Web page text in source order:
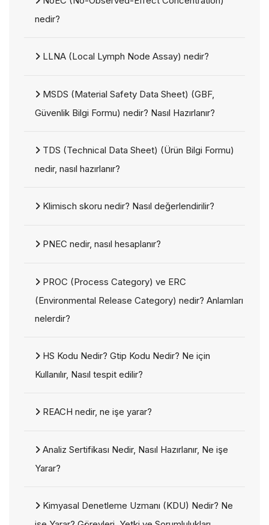
nedir?
LLNA (Local Lymph Node Assay) nedir?
MSDS (Material Safety Data Sheet) (GBF,
Güvenlik Bilgi Formu) nedir? Nasıl Hazırlanır?
TDS (Technical Data Sheet) (Ürün Bilgi Formu)
nedir, nasıl hazırlanır?
Klimisch skoru nedir? Nasıl değerlendirilir?
PNEC nedir, nasıl hesaplanır?
PROC (Process Category) ve ERC
(Environmental Release Category) nedir? Anlamları
nelerdir?
HS Kodu Nedir? Gtip Kodu Nedir? Ne için
Kullanılır, Nasıl tespit edilir?
REACH nedir, ne işe yarar?
Analiz Sertifikası Nedir, Nasıl Hazırlanır, Ne işe
Yarar?
Kimyasal Denetleme Uzmanı (KDU) Nedir? Ne